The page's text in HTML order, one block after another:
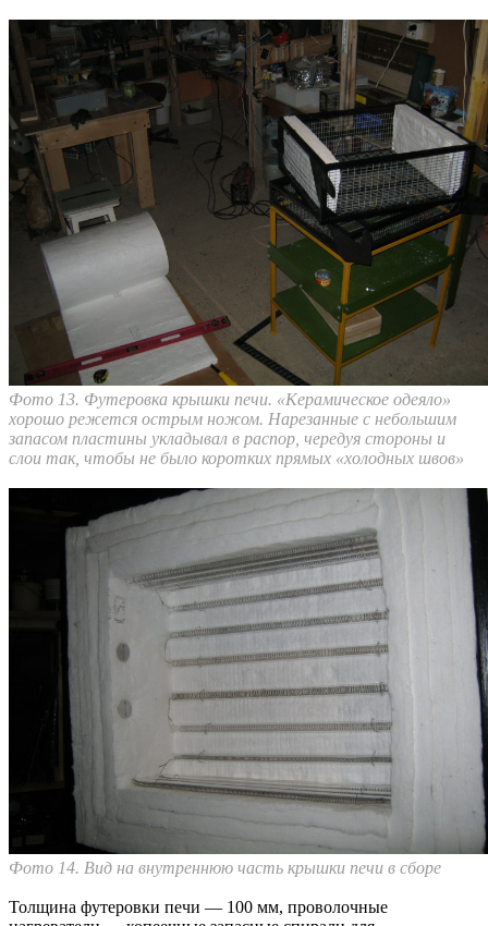
Фото 13. Футеровка крышки печи. «Керамическое одеяло»
хорошо режется острым ножом. Нарезанные с небольшим
запасом пластины укладывал в распор, чередуя стороны и
слои так, чтобы не было коротких прямых «холодных швов»
Фото 14. Вид на внутреннюю часть крышки печи в сборе
Толщина футеровки печи — 100 мм, проволочные